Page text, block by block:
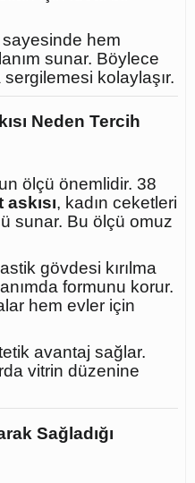
hem
sunar. Böylece
kolaylaşır.
Neden Tercih
ölçü önemlidir. 38
, kadın ceketleri
sunar. Bu ölçü omuz
gövdesi kırılma
formunu korur.
hem evler için
avantaj sağlar.
vitrin düzenine
Sağladığı